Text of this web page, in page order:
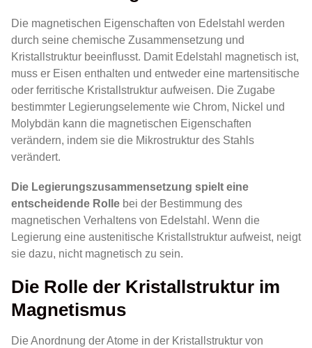
Die magnetischen Eigenschaften von Edelstahl werden
durch seine chemische Zusammensetzung und
Kristallstruktur beeinflusst. Damit Edelstahl magnetisch ist,
muss er Eisen enthalten und entweder eine martensitische
oder ferritische Kristallstruktur aufweisen. Die Zugabe
bestimmter Legierungselemente wie Chrom, Nickel und
Molybdän kann die magnetischen Eigenschaften
verändern, indem sie die Mikrostruktur des Stahls
verändert.
Die Legierungszusammensetzung spielt eine
entscheidende Rolle bei der Bestimmung des
magnetischen Verhaltens von Edelstahl. Wenn die
Legierung eine austenitische Kristallstruktur aufweist, neigt
sie dazu, nicht magnetisch zu sein.
Die Rolle der Kristallstruktur im
Magnetismus
Die Anordnung der Atome in der Kristallstruktur von